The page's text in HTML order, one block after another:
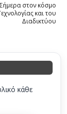
στον κόσμο
και του
Διαδικτύου
κάθε